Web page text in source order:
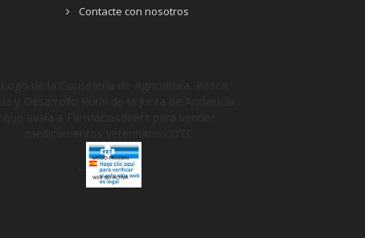
Contacte con nosotros